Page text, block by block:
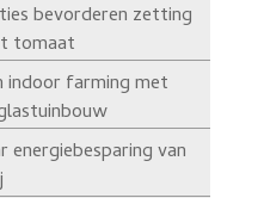
bevorderen zetting
tomaat
indoor farming met
energiebesparing van